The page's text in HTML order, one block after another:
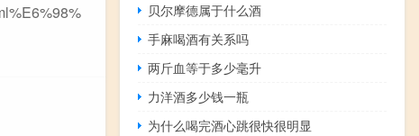
贝尔摩德属于什么酒
手麻喝酒有关系吗
两斤血等于多少毫升
力洋酒多少钱一瓶
为什么喝完酒心跳很快很明显